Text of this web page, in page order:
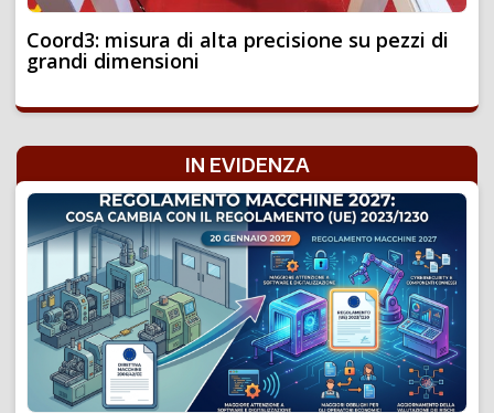
Coord3: misura di alta precisione su pezzi di
grandi dimensioni
IN EVIDENZA